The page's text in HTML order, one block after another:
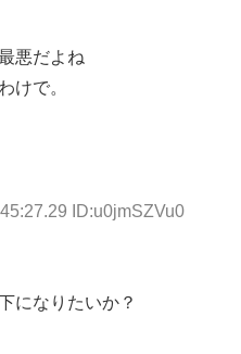
悪だよね
けで。
ID:u0jmSZVu0
になりたいか？